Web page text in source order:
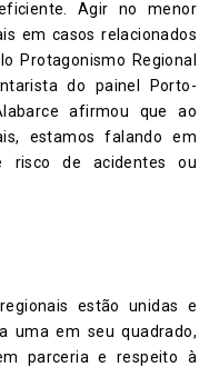
Agir no menor
em casos relacionados
Protagonismo Regional
do painel Porto-
afirmou que ao
estamos falando em
risco de acidentes ou
estão unidas e
uma em seu quadrado,
parceria e respeito à